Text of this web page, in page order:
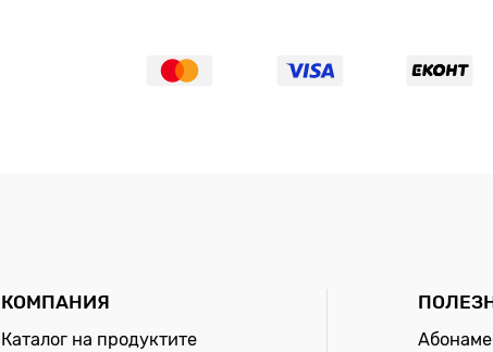
КОМПАНИЯ
Каталог на продуктите